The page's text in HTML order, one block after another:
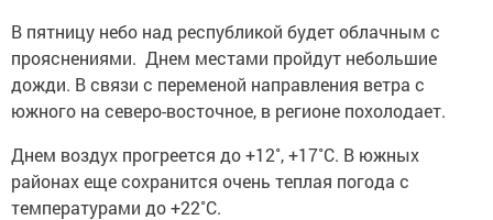
В пятницу небо над республикой будет облачным с
прояснениями. Днем местами пройдут небольшие
дожди. В связи с переменой направления ветра с
южного на северо-восточное, в регионе похолодает.
Днем воздух прогреется до +12˚, +17˚С. В южных
районах еще сохранится очень теплая погода с
температурами до +22˚С.